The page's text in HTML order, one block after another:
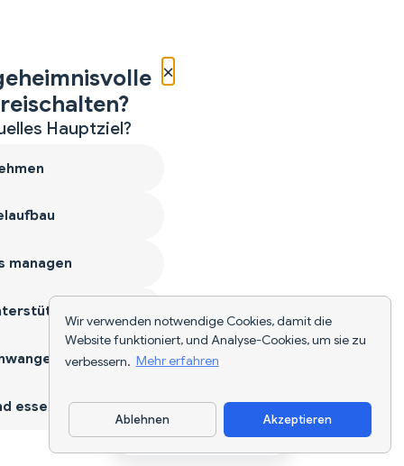
Wir verwenden notwendige Cookies, damit die
Website funktioniert, und Analyse-Cookies, um sie zu
verbessern. Mehr erfahren
Ablehnen Akzeptieren
App herunterladen
×
Hauptziel?
managen
essen